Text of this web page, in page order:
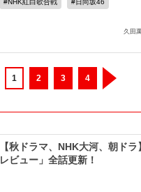
NHK紅白歌合戦 日向坂46
久田
1 2 3 4
【秋ドラマ、NHK大河、朝ド
レビュー」全話更新！